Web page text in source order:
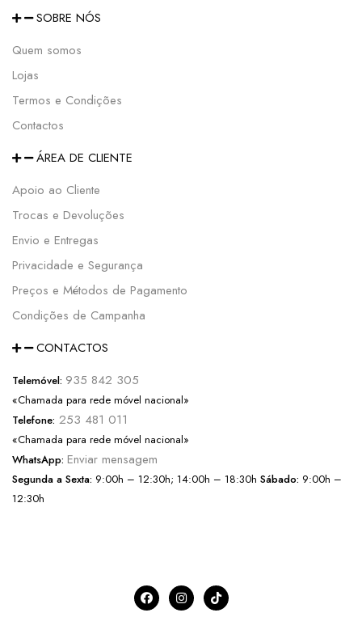
SOBRE NÓS
Quem somos
Lojas
Termos e Condições
Contactos
ÁREA DE CLIENTE
Apoio ao Cliente
Trocas e Devoluções
Envio e Entregas
Privacidade e Segurança
Preços e Métodos de Pagamento
Condições de Campanha
CONTACTOS
Telemóvel: 935 842 305
«Chamada para rede móvel nacional»
Telefone: 253 481 011
«Chamada para rede móvel nacional»
WhatsApp: Enviar mensagem
Segunda a Sexta: 9:00h – 12:30h; 14:00h – 18:30h Sábado: 9:00h –
12:30h